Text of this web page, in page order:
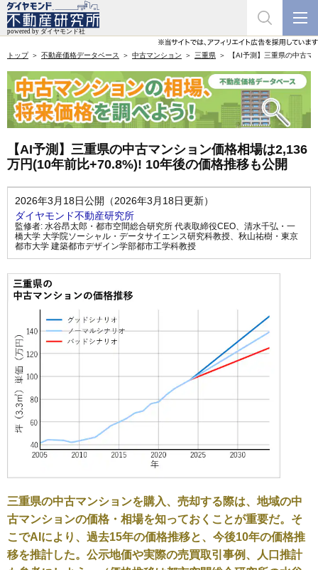
トップ 不動産価格データベース 中古マンション 三重県 【AI予測】三重県の中古
【AI予測】三重県の中古マンション価格相場は2,136
万円(10年前比+70.8%)! 10年後の価格推移も公開
2026年3月18日公開（2026年3月18日更新）
ダイヤモンド不動産研究所
監修者: 水谷昂太郎・都市空間総合研究所 代表取締役CEO、 清水千弘・一
橋大学 大学院ソーシャル・データサイエンス研究科教授、 秋山祐樹・東京
都市大学 建築都市デザイン学部都市工学科教授
三重県の中古マンションを購入、売却する際は、地域の中
古マンションの価格・相場を知っておくことが重要だ。そ
こでAIにより、過去15年の価格推移と、今後10年の価格推
移を推計した。公示地価や実際の売買取引事例、人口推計